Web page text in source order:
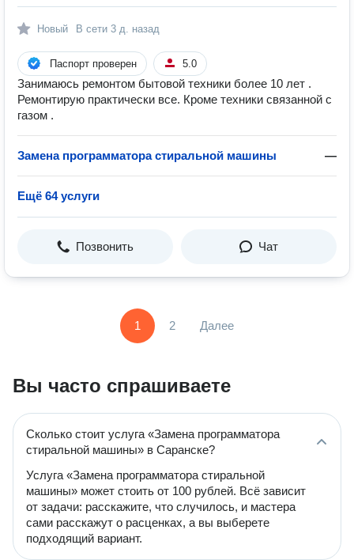
Новый В сети 3 д. назад
Паспорт проверен 5.0
Занимаюсь ремонтом бытовой техники более 10 лет .
Ремонтирую практически все. Кроме техники связанной с
газом .
Замена программатора стиральной машины —
Ещё 64 услуги
Позвонить Чат
1 2 Далее
Вы часто спрашиваете
Сколько стоит услуга «Замена программатора
стиральной машины» в Саранске?
Услуга «Замена программатора стиральной
машины» может стоить от 100 рублей. Всё зависит
от задачи: расскажите, что случилось, и мастера
сами расскажут о расценках, а вы выберете
подходящий вариант.